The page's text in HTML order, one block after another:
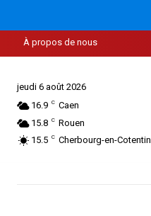
À propos de nous
jeudi 6 août 2026
16.9 C Caen
15.8 C Rouen
15.5 C Cherbourg-en-Cotentin